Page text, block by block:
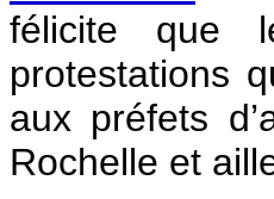
félicite que
protestations
aux préfets
Rochelle et